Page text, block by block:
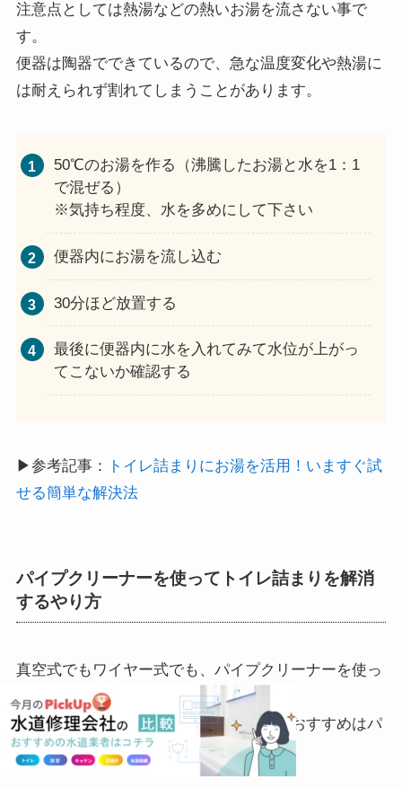
注意点としては熱湯などの熱いお湯を流さない事で
す。
便器は陶器でできているので、急な温度変化や熱湯に
は耐えられず割れてしまうことがあります。
50℃のお湯を作る（沸騰したお湯と水を1：1
で混ぜる）
※気持ち程度、水を多めにして下さい
便器内にお湯を流し込む
30分ほど放置する
最後に便器内に水を入れてみて水位が上がっ
てこないか確認する
▶参考記事：
トイレ詰まりにお湯を活用！いますぐ試
せる簡単な解決法
パイプクリーナーを使ってトイレ詰まりを解消
するやり方
真空式でもワイヤー式でも、パイプクリーナーを使っ
た方法が一番成功率が高いです。
ラバーカップよりも値段が高いですが、おすすめはパ
イプクリーナーです。